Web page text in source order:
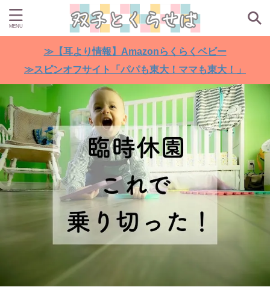
≫【耳より情報】Amazonらくらくベビー
≫スピンオフサイト「パパも東大！ママも東大！」